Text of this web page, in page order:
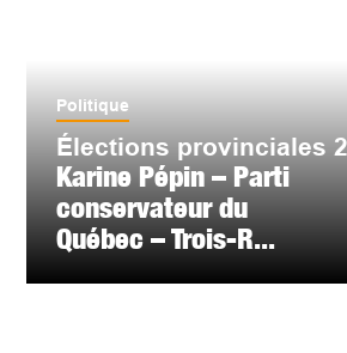
Politique
Élections provinciales
Karine Pépin – Parti
conservateur du
Québec – Trois-R...